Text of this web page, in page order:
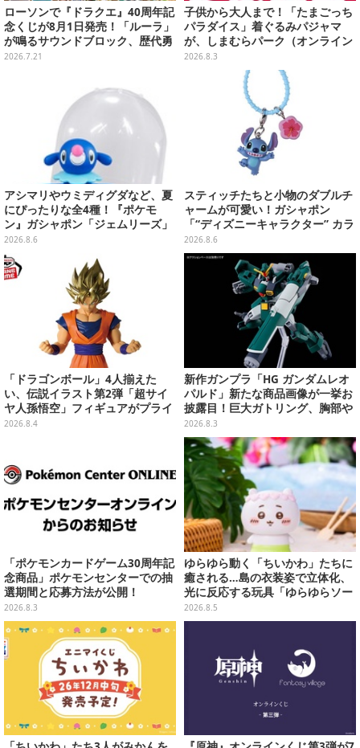
ローソンで『ドラクエ』40周年記
念くじが8月1日発売！「ルーラ」
が鳴るサウンドブロック、歴代勇
者＆スライムのフィギュアなど、
2026.7.21
子供から大人まで！「たまごっち
パラダイス」着ぐるみパジャマ
が、しまむらパーク（オンライン
ストア）にて受注生産
2026.8.3
アシマリやウミディグダなど、夏
にぴったりな全4種！『ポケモ
ン』ガシャポン「ジェムリーズ」
第13弾が8月第5週より発売
2026.8.6
スティッチたちと小物のダブルチ
ャームが可愛い！ガシャポン
「“ディズニーキャラクター” カラ
フルマルチチャーム」が発売
2026.8.6
「ドラゴンボール」4人揃えた
い、伝説イラスト第2弾「超サイ
ヤ人孫悟空」フィギュアがプライ
ズ展開！ビッグサイズの「筋斗
2026.8.4
新作ガンプラ「HG ガンダムレオ
パルド」新たな商品画像が一挙お
披露目！巨大ガトリング、胸部や
肩武装のハッチ展開までたっぷり
11枚
2026.8.3
「ポケモンカードゲーム30周年記
念商品」ポケモンセンターでの抽
選期間と応募方法が公開！
2026.8.3
ゆらゆら動く「ちいかわ」たちに
癒される…島の衣装姿で立体化、
光に反応する玩具「ゆらゆらソー
ラー」全8種が全国アミューズメ
ント施設にて展開
2026.8.5